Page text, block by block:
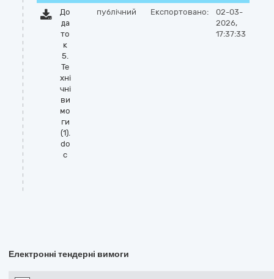
До
да
то
к
5.
Те
хні
чні
ви
мо
ги
(1).
do
c
публічний Експортовано:
02-03-
2026,
17:37:33
Електронні тендерні вимоги